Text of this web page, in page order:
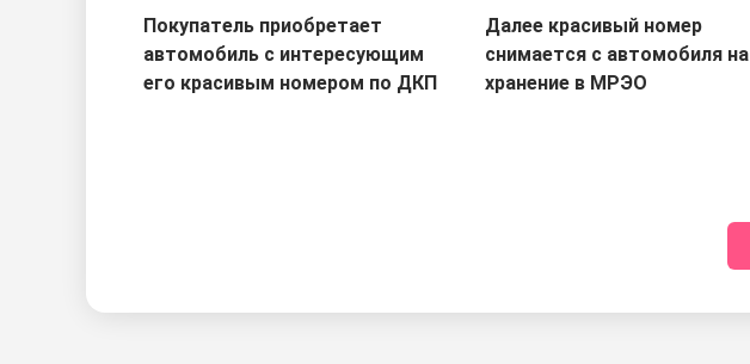
Покупатель приобретает
автомобиль с интересующим
его красивым номером по ДКП
Далее красивый номер
снимается с автомобиля на
хранение в МРЭО